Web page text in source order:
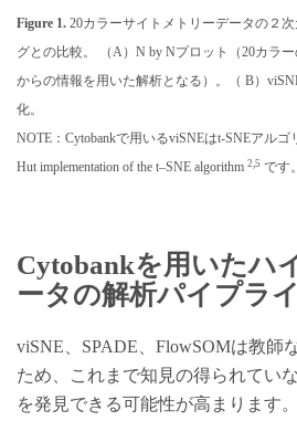
Figure 1. 20カラーサイトメトリーデータの２
グとの比較。 （A）N by Nプロット（20カラ
からの情報を用いた解析となる）。（ B）
化。
NOTE：Cytobankで用いるviSNEはt-SNEアルゴ
Hut implementation of the t–SNE algorithm 2,5 です。
Cytobankを用いたハ
ータの解析パイプラ
viSNE、SPADE、FlowSOMは教師
ため、これまで知見の得られてい
を発見できる可能性が高まります